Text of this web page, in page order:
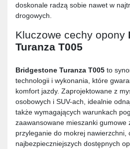
doskonale radzą sobie nawet w
drogowych.
Kluczowe cechy opony
Turanza T005
Bridgestone Turanza T005 to
technologii i wykonania, które
komfort jazdy. Zaprojektowane z
osobowych i SUV-ach, idealnie
także wymagających warunkach
zaawansowane mieszanki gumowe
przyleganie do mokrej nawierzchni,
najbezpieczniejszych dostępnych